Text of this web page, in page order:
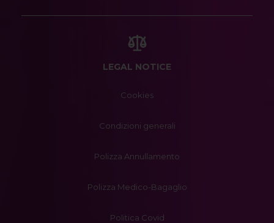
LEGAL NOTICE
Cookies
Condizioni generali
Polizza Annullamento
Polizza Medico-Bagaglio
Politica Covid